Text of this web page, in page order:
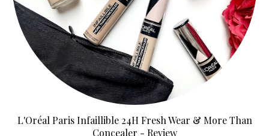
L'Oréal Paris Infaillible 24H Fresh Wear & More Than
Concealer - Review